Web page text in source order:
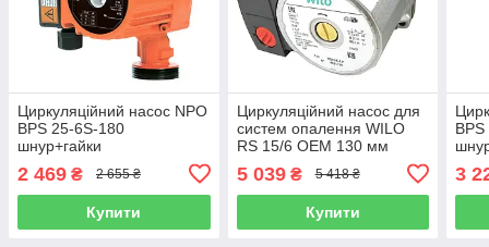
Циркуляційний насос NPO
BPS 25-6S-180
шнур+гайки
2 469 ₴ 2 655 ₴
Купити
Циркуляційний насос для
систем опалення WILO
RS 15/6 OEM 130 мм
5 039₴ 5 418 ₴
Купити
3